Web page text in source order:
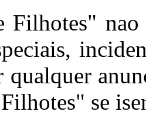
Filhotes" nao
qualquer
se